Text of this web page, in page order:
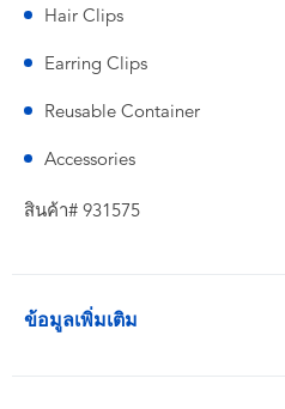
Hair Clips
Earring Clips
Reusable Container
Accessories
สินค้า# 931575
ข้อมูลเพิ่มเติม